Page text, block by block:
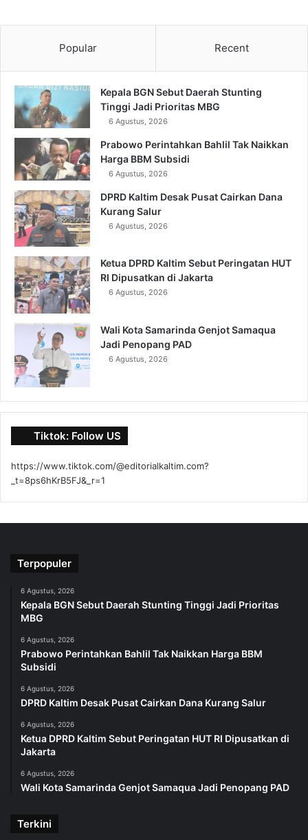
Popular Recent
Kepala BGN Sebut Daerah Stunting
Tinggi Jadi Prioritas MBG
6 Agustus, 2026
Prabowo Perintahkan Bahlil Tak Naikkan
Harga BBM Subsidi
6 Agustus, 2026
DPRD Kaltim Desak Pusat Cairkan Dana
Kurang Salur
6 Agustus, 2026
Ketua DPRD Kaltim Sebut Peringatan HUT
RI Dipusatkan di Jakarta
6 Agustus, 2026
Wali Kota Samarinda Genjot Samaqua
Jadi Penopang PAD
6 Agustus, 2026
Tiktok: Follow US
https://www.tiktok.com/@editorialkaltim.com?
_t=8ps6hKrB5FJ&_r=1
Terpopuler
6 Agustus, 2026
Kepala BGN Sebut Daerah Stunting Tinggi Jadi Prioritas
MBG
6 Agustus, 2026
Prabowo Perintahkan Bahlil Tak Naikkan Harga BBM
Subsidi
6 Agustus, 2026
DPRD Kaltim Desak Pusat Cairkan Dana Kurang Salur
6 Agustus, 2026
Ketua DPRD Kaltim Sebut Peringatan HUT RI Dipusatkan di
Jakarta
6 Agustus, 2026
Wali Kota Samarinda Genjot Samaqua Jadi Penopang PAD
Terkini